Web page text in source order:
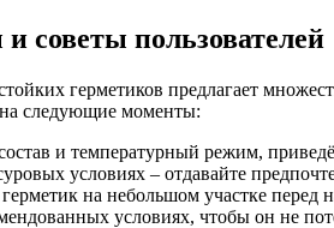
советы пользователей
герметиков предлагает
следующие моменты:
и температурный режим,
условиях – отдавайте
на небольшом участке перед
условиях, чтобы он не